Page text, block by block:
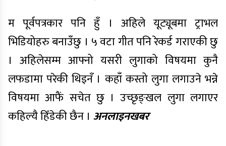
म पूर्वपत्रकार पनि हुँ । अहिले यूट्यूबमा ट्राभल
भिडियोहरु बनाउँछु । ५ वटा गीत पनि रेकर्ड गराएकी छु
। अहिलेसम्म आफ्नो यसरी लुगाको विषयमा कुनै
लफडामा परेकी थिइनँ । कहाँ कस्तो लुगा लगाउने भन्ने
विषयमा आफैं सचेत छु । उच्छृङ्खल लुगा लगाएर
कहिल्यै हिँडेकी छैन । अनलाइनखबर